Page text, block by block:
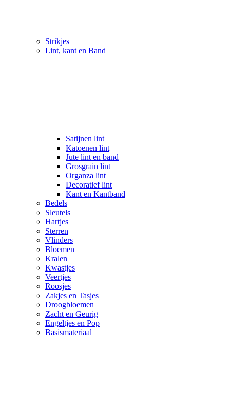
Strikjes
Lint, kant en Band
Satijnen lint
Katoenen lint
Jute lint en band
Grosgrain lint
Organza lint
Decoratief lint
Kant en Kantband
Bedels
Sleutels
Hartjes
Sterren
Vlinders
Bloemen
Kralen
Kwastjes
Veertjes
Roosjes
Zakjes en Tasjes
Droogbloemen
Zacht en Geurig
Engeltjes en Pop
Basismateriaal